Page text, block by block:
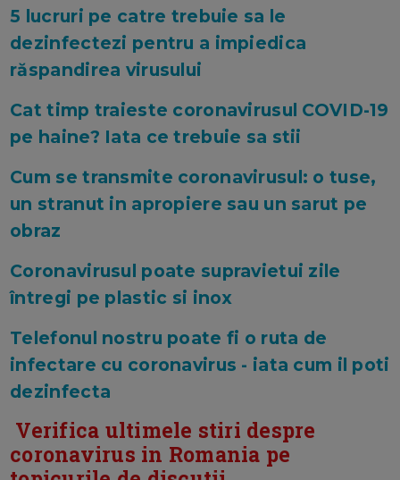
5 lucruri pe catre trebuie sa le
dezinfectezi pentru a impiedica
răspandirea virusului
Cat timp traieste coronavirusul COVID-19
pe haine? Iata ce trebuie sa stii
Cum se transmite coronavirusul: o tuse,
un stranut in apropiere sau un sarut pe
obraz
Coronavirusul poate supravietui zile
întregi pe plastic si inox
Telefonul nostru poate fi o ruta de
infectare cu coronavirus - iata cum il poti
dezinfecta
Verifica ultimele stiri despre
coronavirus in Romania pe